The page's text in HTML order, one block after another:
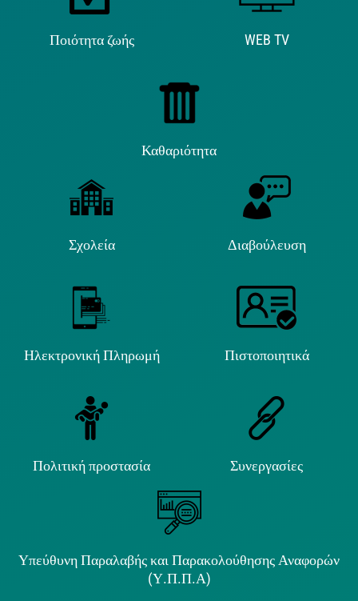
Ποιότητα ζωής WEB TV
Καθαριότητα
Σχολεία Διαβούλευση
Ηλεκτρονική Πληρωμή Πιστοποιητικά
Πολιτική προστασία Συνεργασίες
Υπεύθυνη Παραλαβής και Παρακολούθησης Αναφορών
(Υ.Π.Π.Α)